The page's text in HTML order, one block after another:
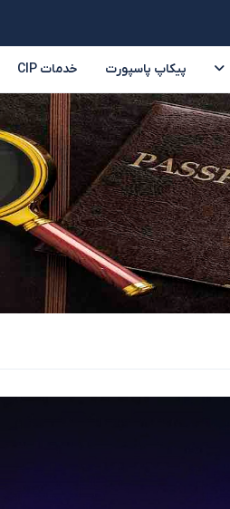
تایلند سریلانکا
پیکاپ پاسپورت خدمات CIP